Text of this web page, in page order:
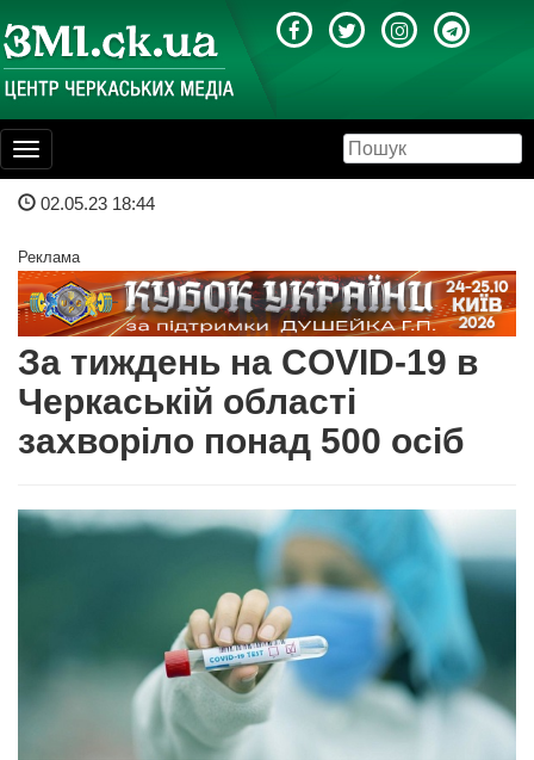
Toggle
navigation
02.05.23 18:44
Реклама
За тиждень на COVID-19 в
Черкаській області
захворіло понад 500 осіб